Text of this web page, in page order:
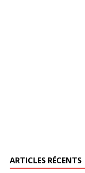
ARTICLES RÉCENTS